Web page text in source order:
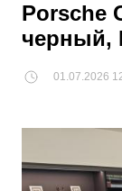
Porsche
черный,
01.07.2026